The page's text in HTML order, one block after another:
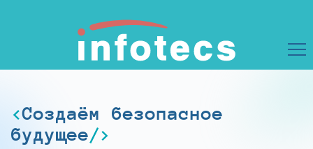
Создаём безопасное
будущее